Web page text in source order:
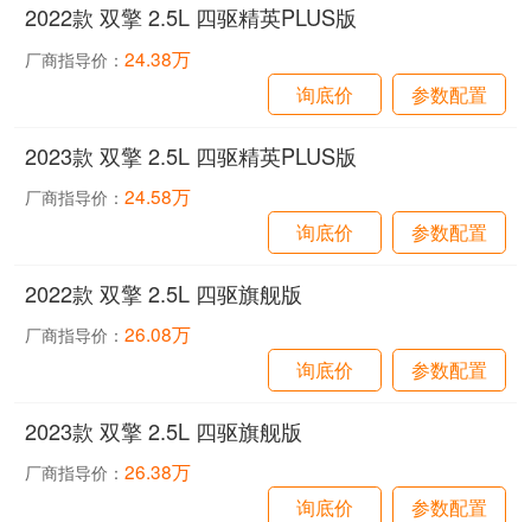
2022款 双擎 2.5L 四驱精英PLUS版
厂商指导价：24.38万
询底价
参数配置
2023款 双擎 2.5L 四驱精英PLUS版
厂商指导价：24.58万
询底价
参数配置
2022款 双擎 2.5L 四驱旗舰版
厂商指导价：26.08万
询底价
参数配置
2023款 双擎 2.5L 四驱旗舰版
厂商指导价：26.38万
询底价
参数配置